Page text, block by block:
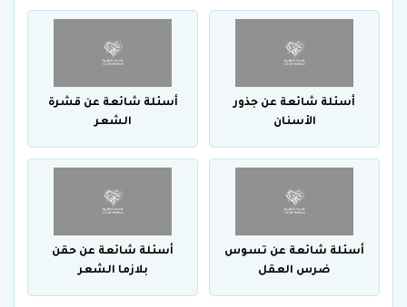
أسئلة شائعة عن جذور
الأسنان
أسئلة شائعة عن قشرة
الشعر
أسئلة شائعة عن تسوس
ضرس العقل
أسئلة شائعة عن حقن
بلازما الشعر